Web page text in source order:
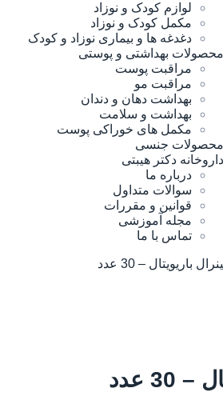
لوازم کودک و نوزاد
مکمل کودک و نوزاد
دغدغه ها و بیماری نوزاد و کودک
محصولات بهداشتی و پوستی
مراقبت پوست
مراقبت مو
بهداشت دهان و دندان
بهداشت و سلامت
مکمل های خوراکی پوست
محصولات جنسی
داروخانه دکتر هیبتی
درباره ما
سوالات متداول
قوانین و مقررات
مجله آموزشی
تماس با ما
– 30 عدد
عدد